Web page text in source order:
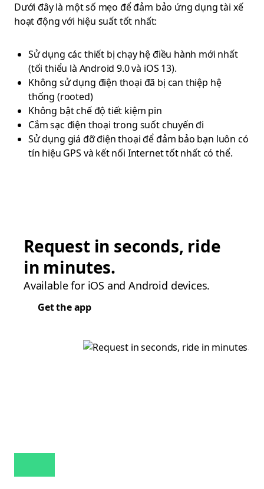
Dưới đây là một số mẹo để đảm bảo ứng dụng tài xế
hoạt động với hiệu suất tốt nhất:
Sử dụng các thiết bị chạy hệ điều hành mới nhất
(tối thiểu là Android 9.0 và iOS 13).
Không sử dụng điện thoại đã bị can thiệp hệ
thống (rooted)
Không bật chế độ tiết kiệm pin
Cắm sạc điện thoại trong suốt chuyến đi
Sử dụng giá đỡ điện thoại để đảm bảo bạn luôn có
tín hiệu GPS và kết nối Internet tốt nhất có thể.
Request in seconds, ride
in minutes.
Available for iOS and Android devices.
Get the app